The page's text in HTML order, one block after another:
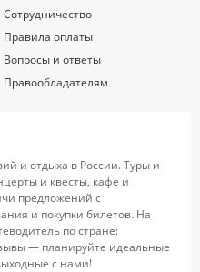
Сотрудничество
Правила оплаты
Вопросы и ответы
Правообладателям
и отдыха в России. Туры и
и квесты, кафе и
предложений с
и покупки билетов. На
по стране:
— планируйте идеальные
с нами!